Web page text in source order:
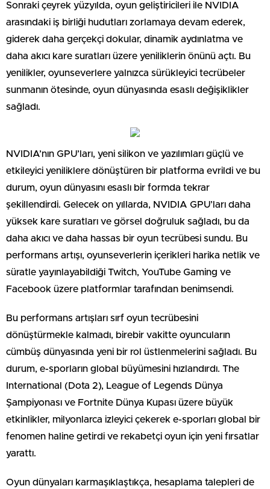
Sonraki çeyrek yüzyılda, oyun geliştiricileri ile NVIDIA
arasındaki iş birliği hudutları zorlamaya devam ederek,
giderek daha gerçekçi dokular, dinamik aydınlatma ve
daha akıcı kare suratları üzere yeniliklerin önünü açtı. Bu
yenilikler, oyunseverlere yalnızca sürükleyici tecrübeler
sunmanın ötesinde, oyun dünyasında esaslı değişiklikler
sağladı.
NVIDIA’nın GPU’ları, yeni silikon ve yazılımları güçlü ve
etkileyici yeniliklere dönüştüren bir platforma evrildi ve bu
durum, oyun dünyasını esaslı bir formda tekrar
şekillendirdi. Gelecek on yıllarda, NVIDIA GPU’ları daha
yüksek kare suratları ve görsel doğruluk sağladı, bu da
daha akıcı ve daha hassas bir oyun tecrübesi sundu. Bu
performans artışı, oyunseverlerin içerikleri harika netlik ve
süratle yayınlayabildiği Twitch, YouTube Gaming ve
Facebook üzere platformlar tarafından benimsendi.
Bu performans artışları sırf oyun tecrübesini
dönüştürmekle kalmadı, birebir vakitte oyuncuların
cümbüş dünyasında yeni bir rol üstlenmelerini sağladı. Bu
durum, e-sporların global büyümesini hızlandırdı. The
International (Dota 2), League of Legends Dünya
Şampiyonası ve Fortnite Dünya Kupası üzere büyük
etkinlikler, milyonlarca izleyici çekerek e-sporları global bir
fenomen haline getirdi ve rekabetçi oyun için yeni fırsatlar
yarattı.
Oyun dünyaları karmaşıklaştıkça, hesaplama talepleri de